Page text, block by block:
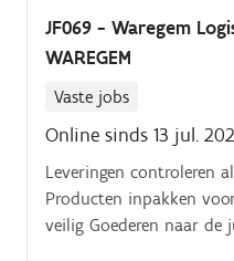
JF069 - Waregem
WAREGEM
Vaste jobs
Online sinds 13 jul.
Leveringen controleren
Producten inpakken
veilig Goederen naar de